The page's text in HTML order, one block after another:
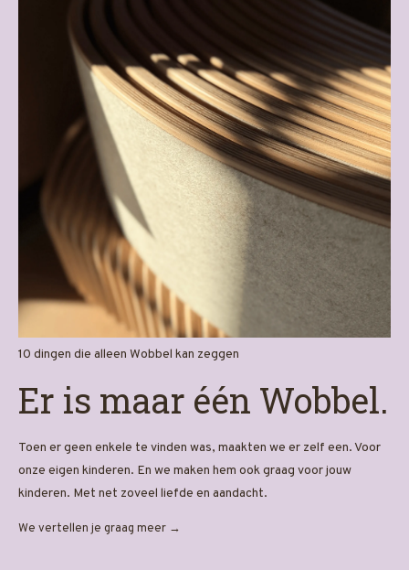
10 dingen die alleen Wobbel kan zeggen
Er is maar één Wobbel.
Toen er geen enkele te vinden was, maakten we er zelf een. Voor
onze eigen kinderen. En we maken hem ook graag voor jouw
kinderen. Met net zoveel liefde en aandacht.
We vertellen je graag meer →